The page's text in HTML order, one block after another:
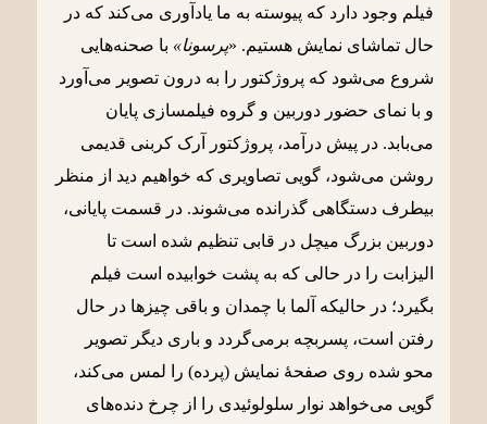
فیلم وجود دارد که پیوسته به ما یادآوری می‌کند که در
حال تماشای نمایش هستیم. «پرسونا» با صحنه‌هایی
شروع می‌شود که پروژکتور را به درون تصویر می‌آورد
و با نمای حضور دوربین و گروه فیلمسازی پایان
می‌بابد. در پیش درآمد، پروژکتور آرک کربنی قدیمی
روشن می‌شود، گویی تصاویری که خواهیم دید از منظر
بیطرف دستگاهی گذرانده می‌شوند. در قسمت پایانی،
دوربین بزرگ میچل در قابی تنظیم شده است تا
الیزابت را در حالی که به پشت خوابیده است فیلم
بگیرد؛ در حالیکه آلما با چمدان و باقی چیزها در حال
رفتن است، پسربچه برمی‌گردد و باری دیگر تصویر
محو شده روی صفحۀ نمایش (پرده) را لمس می‌کند،
گویی می‌خواهد نوار سلولوئیدی را از چرخ دنده‌های